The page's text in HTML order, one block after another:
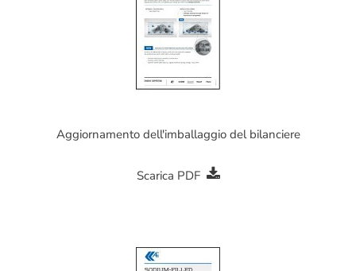
Aggiornamento dell'imballaggio del bilanciere
Scarica PDF